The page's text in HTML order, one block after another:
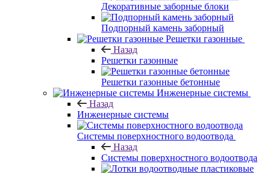
Декоративные заборные блоки
Подпорный камень заборный
Решетки газонные
Назад
Решетки газонные
Решетки газонные бетонные
Инженерные системы
Назад
Инженерные системы
Системы поверхностного водоотвода
Назад
Системы поверхностного водоотвода